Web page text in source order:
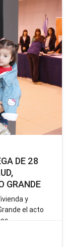
DE 28
GRANDE
y
el acto
por
como